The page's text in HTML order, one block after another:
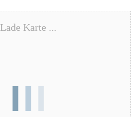
Lade Karte ...